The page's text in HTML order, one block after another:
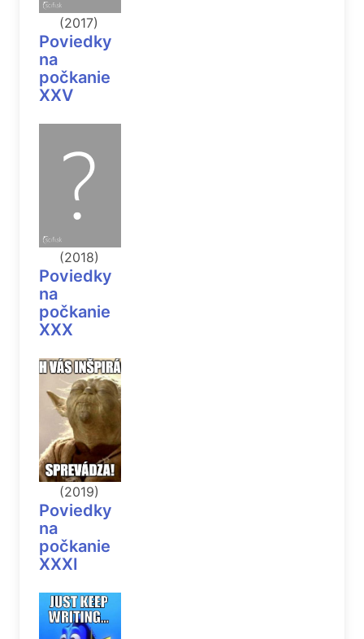
(2017)
Poviedky
na
počkanie
XXV
(2018)
Poviedky
na
počkanie
XXX
(2019)
Poviedky
na
počkanie
XXXI